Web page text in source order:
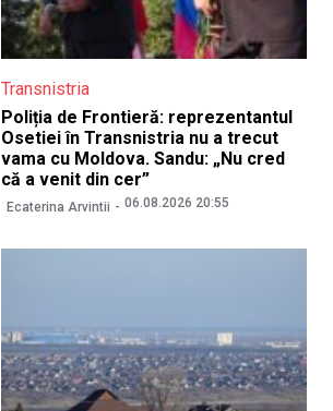
Transnistria
Poliția de Frontieră: reprezentantul
Osetiei în Transnistria nu a trecut
vama cu Moldova. Sandu: „Nu cred
că a venit din cer”
Ecaterina Arvintii 06.08.2026 20:55